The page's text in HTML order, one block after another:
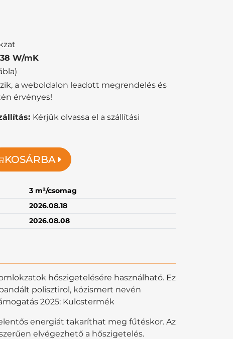
W/mK
a weboldalon leadott megrendelés és
érvényes!
Kérjük olvassa el a szállítási
KOSÁRBA
3 m²/csomag
2026.08.18
2026.08.08
hőszigetelésére használható. Ez
polisztirol, közismert nevén
2025: Kulcstermék
energiát takaríthat meg fűtéskor. Az
elvégezhető a hőszigetelés.